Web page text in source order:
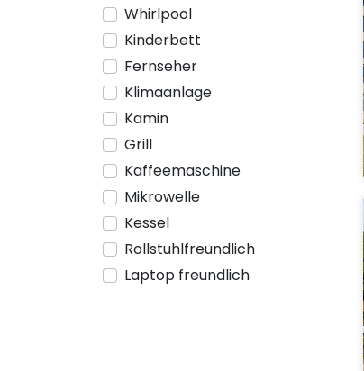
Whirlpool
Kinderbett
Fernseher
Klimaanlage
Kamin
Grill
Kaffeemaschine
Mikrowelle
Kessel
Rollstuhlfreundlich
Laptop freundlich